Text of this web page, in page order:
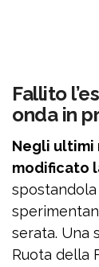
Fallito
onda in
Negli ultimi
modificato
spostandola
serata. Una
Ruota della